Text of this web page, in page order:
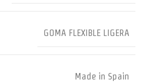
GOMA FLEXIBLE LIGERA
Made in Spain